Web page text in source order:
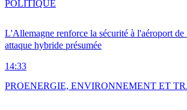
L'Allemagne renforce la sécurité à l'aéroport de
attaque hybride présumée
14:33
POLITIQUE
PROENERGIE, ENVIRONNEMENT ET